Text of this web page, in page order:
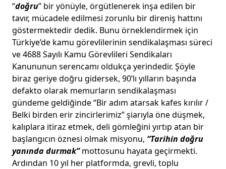
“doğru” bir yönüyle, örgütlenerek inşa edilen bir
tavır, mücadele edilmesi zorunlu bir direniş hattını
göstermektedir dedik. Bunu örneklendirmek için
Türkiye’de kamu görevlilerinin sendikalaşması süreci
ve 4688 Sayılı Kamu Görevlileri Sendikaları
Kanununun serencamı oldukça yerindedir. Şöyle
biraz geriye doğru gidersek, 90’lı yılların başında
defakto olarak memurların sendikalaşması
gündeme geldiğinde “Bir adım atarsak kafes kırılır /
Belki birden erir zincirlerimiz” şiarıyla öne düşmek,
kalıplara itiraz etmek, deli gömleğini yırtıp atan bir
başlangıcın öznesi olmak misyonu, “Tarihin doğru
yanında durmak”mottosunu hayata geçirmekti.
Ardından 10 yıl her platformda, grevli, toplu